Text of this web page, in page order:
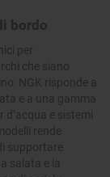
bordo
per
che siano
NGK risponde a
e a una gamma
e sistemi
rende
supportare
salata e la